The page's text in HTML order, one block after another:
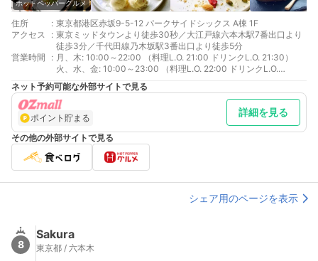
ホットペッパーグルメ
住所 : 東京都港区赤坂9-5-12 パークサイドシックス A棟 1F
アクセス
: 東京ミッドタウンより徒歩30秒／大江戸線六本木駅7番出口より
徒歩3分／千代田線乃木坂駅3番出口より徒歩5分
営業時間
: 月、木: 10:00～22:00 （料理L.O. 21:00 ドリンクL.O. 21:30）
火、水、金: 10:00～23:00 （料理L.O. 22:00 ドリンクL.O.
22:30）土: 10:00～22:00 （料理L.O. 21:30 ドリンクL.O.
21:30）日: 10:00～21:00 （料理L.O. 20:00 ドリンクL.O.
20:00）祝日: 10:00～21:00 （料理L.O. 20:00 ドリンクL.O.
20:30）祝前日: 10:00～23:00 （料理L.O. 22:00 ドリンクL.O.
22:00）
ネット予約可能な外部サイトで見る
ポイント貯まる 詳細を見る
その他の外部サイトで見る
シェア用のページを表示
8
Sakura
東京都 / 六本木